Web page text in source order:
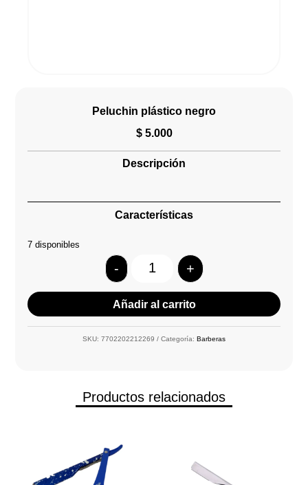
Peluchin plástico negro
$5.000
Descripción
Características
7 disponibles
Quantity
- +
Añadir al carrito
SKU: 7702202212269 Categoría: Barberas
Productos relacionados